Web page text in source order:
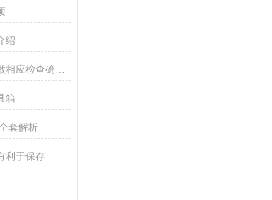
绍
箱
套解析
利于保存